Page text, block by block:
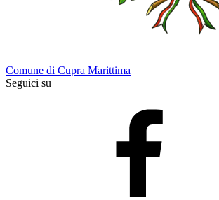
Comune di Cupra Marittima
Seguici su